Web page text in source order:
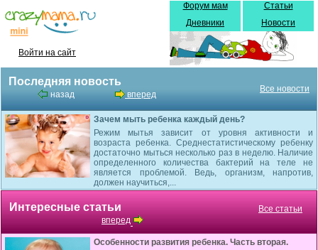
Войти на сайт
Форум мам
Дневники
Статьи
Новости
Последняя новость
назад вперед
Все новости
Зачем мыть ребенка каждый день?
Режим мытья зависит от уровня активности и
возраста ребенка. Среднестатистическому ребенку
достаточно мыться несколько раз в неделю. Наличие
определенного количества бактерий на теле не
является проблемой. Ведь, организм, напротив,
должен научиться,...
Интересные статьи
вперед
Все статьи
Особенности развития ребенка. Часть вторая.